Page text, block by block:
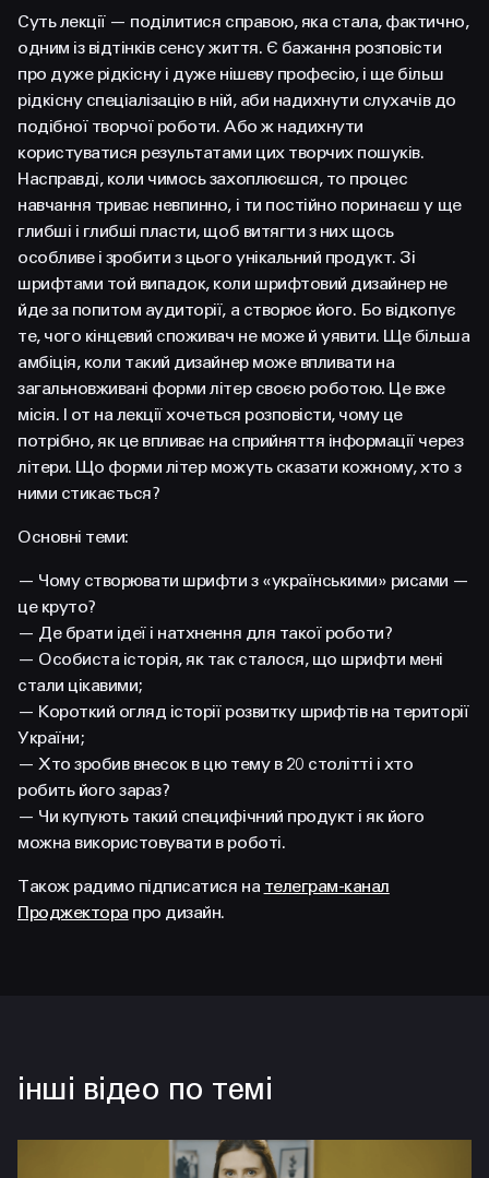
Суть лекції — поділитися справою, яка стала, фактично,
одним із відтінків сенсу життя. Є бажання розповісти
про дуже рідкісну і дуже нішеву професію, і ще більш
рідкісну спеціалізацію в ній, аби надихнути слухачів до
подібної творчої роботи. Або ж надихнути
користуватися результатами цих творчих пошуків.
Насправді, коли чимось захоплюєшся, то процес
навчання триває невпинно, і ти постійно поринаєш у ще
глибші і глибші пласти, щоб витягти з них щось
особливе і зробити з цього унікальний продукт. Зі
шрифтами той випадок, коли шрифтовий дизайнер не
йде за попитом аудиторії, а створює його. Бо відкопує
те, чого кінцевий споживач не може й уявити. Ще більша
амбіція, коли такий дизайнер може впливати на
загальновживані форми літер своєю роботою. Це вже
місія. І от на лекції хочеться розповісти, чому це
потрібно, як це впливає на сприйняття інформації через
літери. Що форми літер можуть сказати кожному, хто з
ними стикається?
Основні теми:
— Чому створювати шрифти з «українськими» рисами —
це круто?
— Де брати ідеї і натхнення для такої роботи?
— Особиста історія, як так сталося, що шрифти мені
стали цікавими;
— Короткий огляд історії розвитку шрифтів на території
України;
— Хто зробив внесок в цю тему в 20 столітті і хто
робить його зараз?
— Чи купують такий специфічний продукт і як його
можна використовувати в роботі.
Також радимо підписатися на телеграм-канал
Проджектора про дизайн.
інші відео по темі